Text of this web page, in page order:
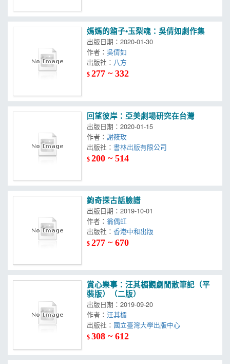
媽媽的箱子•玉梨魂：吳倩如劇作集
出版日期：2020-01-30
作者：吳倩如
出版社：
$277 ~ 332
回望彼岸：亞美劇場研究在台灣
出版日期：2020-01-15
作者：謝筱玫
出版社：
$200 ~ 514
鉤奇探古話臉譜
出版日期：2019-10-01
作者：翁偶虹
出版社：
$277 ~ 670
賞心樂事：汪其楣觀劇閒散筆記（平
裝版）（二版）
出版日期：2019-09-20
作者：汪其楣
出版社：
$308 ~ 612